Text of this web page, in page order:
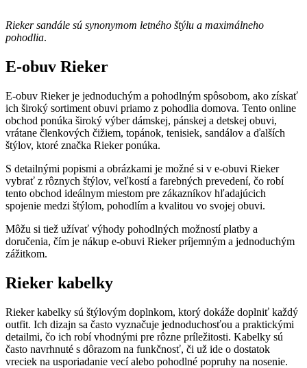
Rieker sandále sú synonymom letného štýlu a maximálneho
pohodlia.
E-obuv Rieker
E-obuv Rieker je jednoduchým a pohodlným spôsobom, ako získať
ich široký sortiment obuvi priamo z pohodlia domova. Tento online
obchod ponúka široký výber dámskej, pánskej a detskej obuvi,
vrátane členkových čižiem, topánok, tenisiek, sandálov a ďalších
štýlov, ktoré značka Rieker ponúka.
S detailnými popismi a obrázkami je možné si v e-obuvi Rieker
vybrať z rôznych štýlov, veľkostí a farebných prevedení, čo robí
tento obchod ideálnym miestom pre zákazníkov hľadajúcich
spojenie medzi štýlom, pohodlím a kvalitou vo svojej obuvi.
Môžu si tiež užívať výhody pohodlných možností platby a
doručenia, čím je nákup e-obuvi Rieker príjemným a jednoduchým
zážitkom.
Rieker kabelky
Rieker kabelky sú štýlovým doplnkom, ktorý dokáže doplniť každý
outfit. Ich dizajn sa často vyznačuje jednoduchosťou a praktickými
detailmi, čo ich robí vhodnými pre rôzne príležitosti. Kabelky sú
často navrhnuté s dôrazom na funkčnosť, či už ide o dostatok
vreciek na usporiadanie vecí alebo pohodlné popruhy na nosenie.